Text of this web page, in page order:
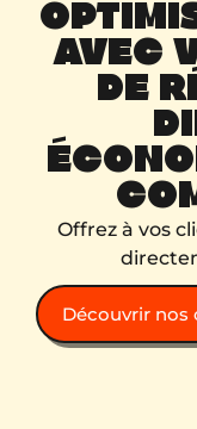
AVEC
DE
Offrez à vos
Découvrir nos